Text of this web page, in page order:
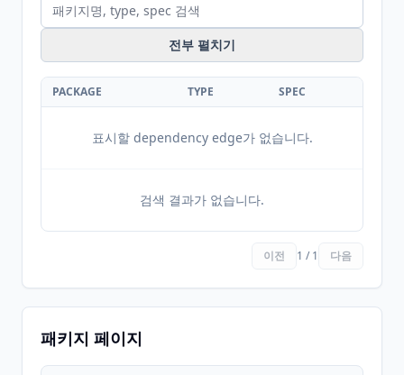
전부 펼치기
PACKAGE TYPE SPEC
표시할 dependency edge가 없습니다.
검색 결과가 없습니다.
이전 1 / 1 다음
패키지 페이지